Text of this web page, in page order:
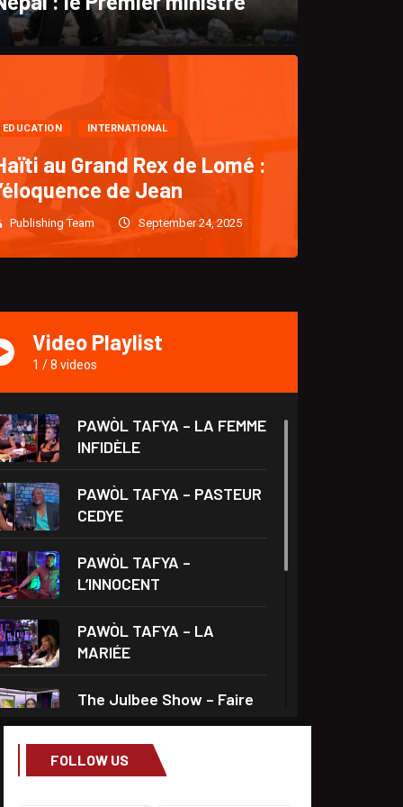
CULTURE
“KLASS : Un retour
après cinq (5)
Publishing Team
EDUCATION INTERNATIONAL
au Grand Rex de Lomé :
de Jean
Publishing Team September 24, 2025
Video Playlist
1 /8 videos
PAWÒL TAFYA – LA FEMME
INFIDÈLE
PAWÒL TAFYA – PASTEUR
CEDYE
PAWÒL TAFYA –
L’INNOCENT
PAWÒL TAFYA – LA
MARIÉE
The Julbee Show – Faire
Droits et Société – Invité
FOLLOW US